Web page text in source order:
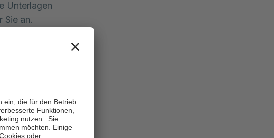
Unterlagen
Sie an.
bzw.
an Ihre
erste:r
Sollte die